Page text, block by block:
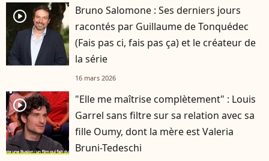
player2
Bruno Salomone : Ses derniers jours
racontés par Guillaume de Tonquédec
(Fais pas ci, fais pas ça) et le créateur de
la série
16 mars 2026
player2
"Elle me maîtrise complètement" : Louis
Garrel sans filtre sur sa relation avec sa
fille Oumy, dont la mère est Valeria
Bruni-Tedeschi